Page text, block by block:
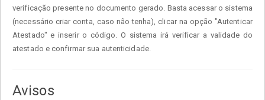
verificação presente no documento gerado. Basta acessar o sistema
(necessário criar conta, caso não tenha), clicar na opção "Autenticar
Atestado" e inserir o código. O sistema irá verificar a validade do
atestado e confirmar sua autenticidade.
Avisos